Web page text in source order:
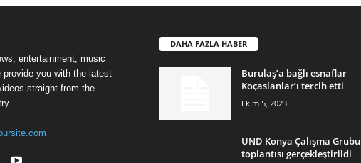
entertainment, music
you with the latest
straight from the
DAHA FAZLA HABER
Burulaş’a bağlı esnaflar
Koçaslanlar’ı tercih etti
Ekim 5, 2023
UND Konya Çalışma Grubu
toplantısı gerçekleştirildi